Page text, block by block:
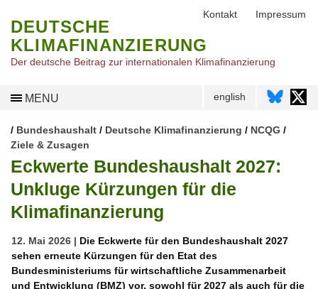
DEUTSCHE
KLIMAFINANZIERUNG
Der deutsche Beitrag zur internationalen Klimafinanzierung
MENU english
/ Bundeshaushalt / Deutsche Klimafinanzierung / NCQG /
Ziele & Zusagen
Eckwerte Bundeshaushalt 2027:
Unkluge Kürzungen für die
Klimafinanzierung
12. Mai 2026 | Die Eckwerte für den Bundeshaushalt 2027
sehen erneute Kürzungen für den Etat des
Bundesministeriums für wirtschaftliche Zusammenarbeit
und Entwicklung (BMZ) vor, sowohl für 2027 als auch für die
Kontakt Impressum